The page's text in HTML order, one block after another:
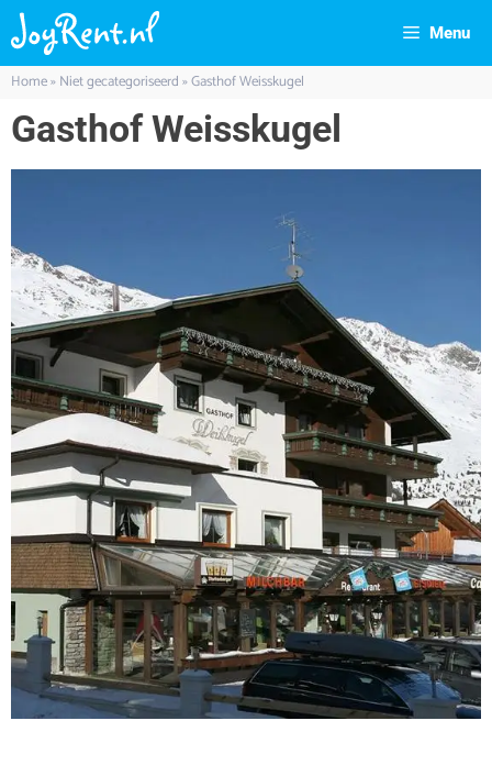
Menu
Home»Niet gecategoriseerd»Gasthof Weisskugel
Gasthof Weisskugel